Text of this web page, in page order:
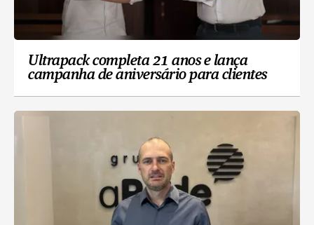
Ultrapack completa 21 anos e lança
campanha de aniversário para clientes